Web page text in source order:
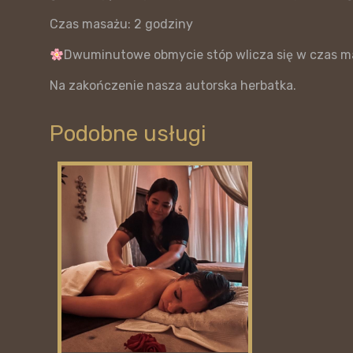
Czas masażu: 2 godziny
Dwuminutowe obmycie stóp wlicza się w czas
Na zakończenie nasza autorska herbatka.
Podobne usługi